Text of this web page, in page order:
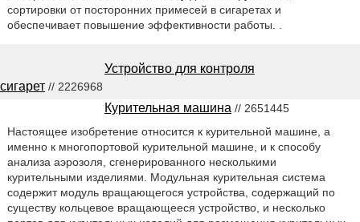
сортировки от посторонних примесей в сигаретах и
обеспечивает повышение эффективности работы. .
Устройство для контроля
сигарет // 2226968
Курительная машина // 2651445
Настоящее изобретение относится к курительной машине, а
именно к многопортовой курительной машине, и к способу
анализа аэрозоля, сгенерированного несколькими
курительными изделиями. Модульная курительная система
содержит модуль вращающегося устройства, содержащий по
существу кольцевое вращающееся устройство, и несколько